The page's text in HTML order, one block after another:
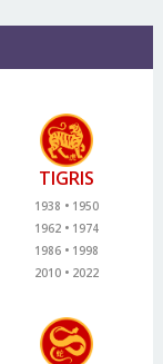
TIGRIS
1938
1950
1962
1974
1986
1998
2010
2022